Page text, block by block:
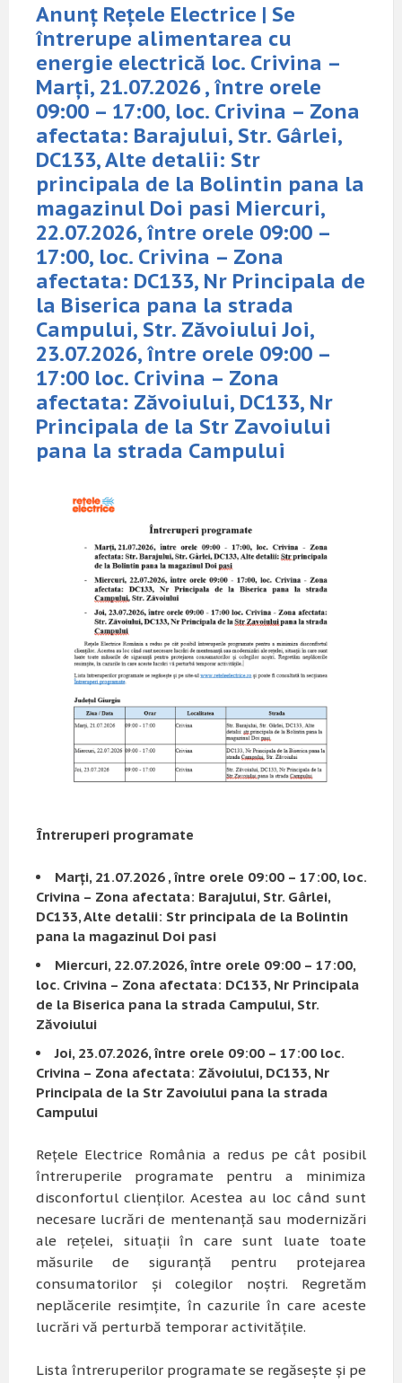
Anunț Rețele Electrice | Se
întrerupe alimentarea cu
energie electrică loc. Crivina –
Marți, 21.07.2026 , între orele
09:00 – 17:00, loc. Crivina – Zona
afectata: Barajului, Str. Gârlei,
DC133, Alte detalii: Str
principala de la Bolintin pana la
magazinul Doi pasi Miercuri,
22.07.2026, între orele 09:00 –
17:00, loc. Crivina – Zona
afectata: DC133, Nr Principala de
la Biserica pana la strada
Campului, Str. Zăvoiului Joi,
23.07.2026, între orele 09:00 –
17:00 loc. Crivina – Zona
afectata: Zăvoiului, DC133, Nr
Principala de la Str Zavoiului
pana la strada Campului
Întreruperi programate
Marți, 21.07.2026 , între orele 09:00 – 17:00, loc.
Crivina – Zona afectata: Barajului, Str. Gârlei,
DC133, Alte detalii: Str principala de la Bolintin
pana la magazinul Doi pasi
Miercuri, 22.07.2026, între orele 09:00 – 17:00,
loc. Crivina – Zona afectata: DC133, Nr Principala
de la Biserica pana la strada Campului, Str.
Zăvoiului
Joi, 23.07.2026, între orele 09:00 – 17:00 loc.
Crivina – Zona afectata: Zăvoiului, DC133, Nr
Principala de la Str Zavoiului pana la strada
Campului
Rețele Electrice România a redus pe cât posibil
întreruperile programate pentru a minimiza
disconfortul clienților. Acestea au loc când sunt
necesare lucrări de mentenanță sau modernizări
ale rețelei, situații în care sunt luate toate
măsurile de siguranță pentru protejarea
consumatorilor și colegilor noștri. Regretăm
neplăcerile resimțite, în cazurile în care aceste
lucrări vă perturbă temporar activitățile.
Lista întreruperilor programate se regăsește și pe